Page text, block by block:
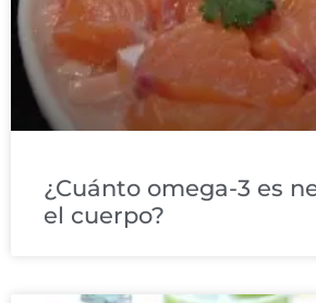
¿Cuánto omega-3 es
el cuerpo?